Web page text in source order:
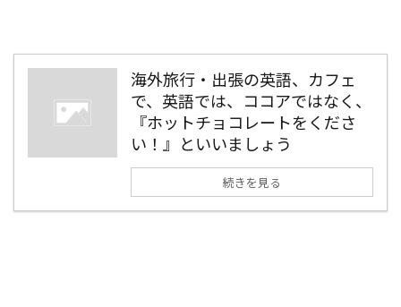
海外旅行・出張の英語、カフェ
で、英語では、ココアではなく、
『ホットチョコレートをくださ
い！』といいましょう
続きを見る